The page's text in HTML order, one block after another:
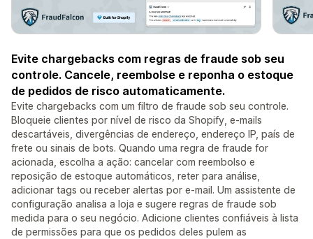
Evite chargebacks com regras de fraude sob seu
controle. Cancele, reembolse e reponha o estoque
de pedidos de risco automaticamente.
Evite chargebacks com um filtro de fraude sob seu controle.
Bloqueie clientes por nível de risco da Shopify, e-mails
descartáveis, divergências de endereço, endereço IP, país de
frete ou sinais de bots. Quando uma regra de fraude for
acionada, escolha a ação: cancelar com reembolso e
reposição de estoque automáticos, reter para análise,
adicionar tags ou receber alertas por e-mail. Um assistente de
configuração analisa a loja e sugere regras de fraude sob
medida para o seu negócio. Adicione clientes confiáveis à lista
de permissões para que os pedidos deles pulem as